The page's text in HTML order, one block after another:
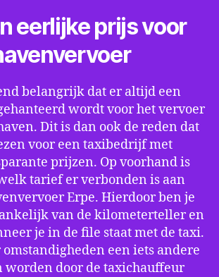
eerlijke prijs voor
belangrijk dat er altijd een
wordt voor het vervoer
Dit is dan ook de reden dat
voor een taxibedrijf met
prijzen. Op voorhand is
tarief er verbonden is aan
Erpe. Hierdoor ben je
van de kilometerteller en
je in de file staat met de taxi.
een iets andere
worden door de taxichauffeur